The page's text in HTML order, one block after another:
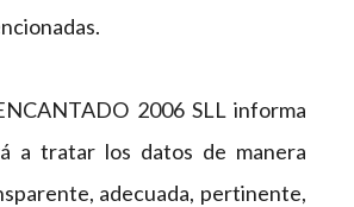
2006 SLL informa
a tratar los datos de manera
adecuada, pertinente,